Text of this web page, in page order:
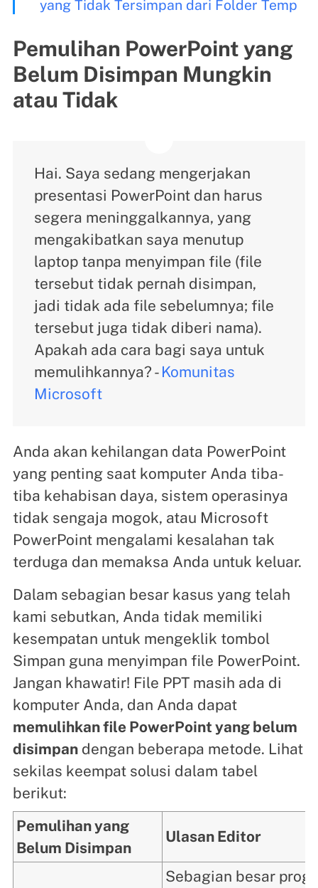
yang Tidak Tersimpan dari Folder Temp
Pemulihan PowerPoint yang
Belum Disimpan Mungkin
atau Tidak
Hai. Saya sedang mengerjakan
presentasi PowerPoint dan harus
segera meninggalkannya, yang
mengakibatkan saya menutup
laptop tanpa menyimpan file (file
tersebut tidak pernah disimpan,
jadi tidak ada file sebelumnya; file
tersebut juga tidak diberi nama).
Apakah ada cara bagi saya untuk
memulihkannya? - Komunitas
Microsoft
Anda akan kehilangan data PowerPoint
yang penting saat komputer Anda tiba-
tiba kehabisan daya, sistem operasinya
tidak sengaja mogok, atau Microsoft
PowerPoint mengalami kesalahan tak
terduga dan memaksa Anda untuk keluar.
Dalam sebagian besar kasus yang telah
kami sebutkan, Anda tidak memiliki
kesempatan untuk mengeklik tombol
Simpan guna menyimpan file PowerPoint.
Jangan khawatir! File PPT masih ada di
komputer Anda, dan Anda dapat
memulihkan file PowerPoint yang belum
disimpandengan beberapa metode. Lihat
sekilas keempat solusi dalam tabel
berikut:
Pemulihan yang
Belum Disimpan
Ulasan Editor
Sebagian besar